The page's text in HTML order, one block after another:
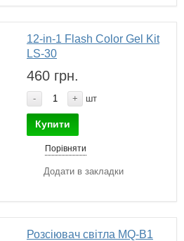
12-in-1 Flash Color Gel Kit
LS-30
460 грн.
- + шт
Купити
Порівняти
Додати в закладки
Розсіювач світла MQ-B1